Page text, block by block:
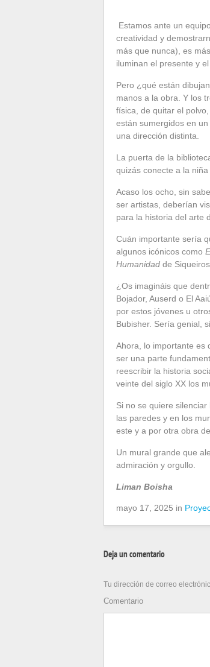
Estamos ante un
creatividad y
más que nunca), es
iluminan el presente y el
Pero ¿qué están
manos a la obra. Y los
física, de quitar el
están sumergidos en
una dirección distinta.
La puerta de la
quizás conecte a la
Acaso los ocho, sin
ser artistas, deberían
para la historia del arte
Cuán importante sería
algunos icónicos como
Humanidad de
¿Os imagináis que
Bojador, Auserd o El
por estos jóvenes u
Bubisher. Sería genial,
Ahora, lo importante es
ser una parte
reescribir la historia
veinte del siglo XX los
Si no se quiere
las paredes y en los
este y a por otra obra de
Un mural grande que
admiración y orgullo.
Liman Boisha
mayo 17, 2025 in
Deja un comentario
Tu dirección de correo
Comentario